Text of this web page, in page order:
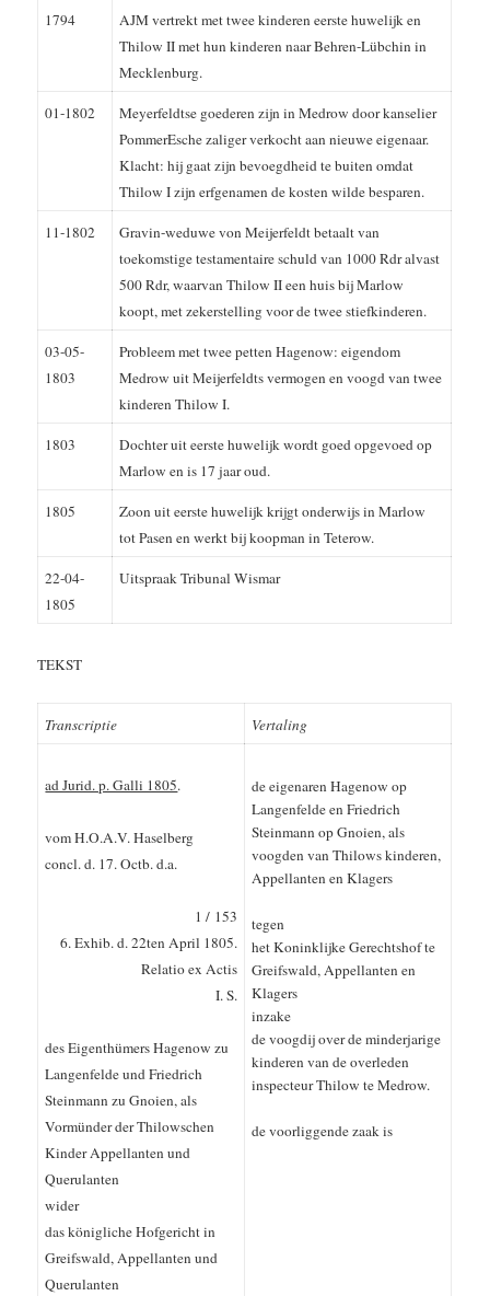
1794
AJM vertrekt met twee kinderen eerste huwelijk en
Thilow II met hun kinderen naar Behren-Lübchin in
Mecklenburg.
01-1802
Meyerfeldtse goederen zijn in Medrow door kanselier
PommerEsche zaliger verkocht aan nieuwe eigenaar.
Klacht: hij gaat zijn bevoegdheid te buiten omdat
Thilow I zijn erfgenamen de kosten wilde besparen.
11-1802
Gravin-weduwe von Meijerfeldt betaalt van
toekomstige testamentaire schuld van 1000 Rdr alvast
500 Rdr, waarvan Thilow II een huis bij Marlow
koopt, met zekerstelling voor de twee stiefkinderen.
03-05-
1803
Probleem met twee petten Hagenow: eigendom
Medrow uit Meijerfeldts vermogen en voogd van twee
kinderen Thilow I.
1803
Dochter uit eerste huwelijk wordt goed opgevoed op
Marlow en is 17 jaar oud.
1805
Zoon uit eerste huwelijk krijgt onderwijs in Marlow
tot Pasen en werkt bij koopman in Teterow.
22-04-
1805
Uitspraak Tribunal Wismar
TEKST
Transcriptie Vertaling
ad Jurid. p. Galli 1805.
vom H.O.A.V. Haselberg
concl. d. 17. Octb. d.a.
1 / 153
6.Exhib. d. 22ten April 1805.
Relatio ex Actis
I. S.
des Eigenthümers Hagenow zu
Langenfelde und Friedrich
Steinmann zuGnoien, als
Vormünder der Thilowschen
Kinder Appellanten und
Querulanten
wider
das königliche Hofgericht in
Greifswald, Appellanten und
Querulanten
de eigenaren Hagenow op
Langenfelde en Friedrich
Steinmann op Gnoien, als
voogden van Thilows kinderen,
Appellanten en Klagers
tegen
het Koninklijke Gerechtshof te
Greifswald, Appellanten en
Klagers
inzake
de voogdij over de minderjarige
kinderen van de overleden
inspecteur Thilow te Medrow.
de voorliggende zaak is